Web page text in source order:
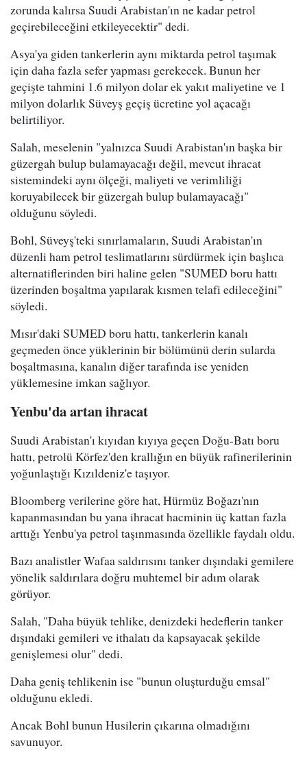
zorunda kalırsa Suudi Arabistan'ın ne kadar petrol
geçirebileceğini etkileyecektir" dedi.
Asya'ya giden tankerlerin aynı miktarda petrol taşımak
için daha fazla sefer yapması gerekecek. Bunun her
geçişte tahmini 1.6 milyon dolar ek yakıt maliyetine ve 1
milyon dolarlık Süveyş geçiş ücretine yol açacağı
belirtiliyor.
Salah, meselenin "yalnızca Suudi Arabistan'ın başka bir
güzergah bulup bulamayacağı değil, mevcut ihracat
sistemindeki aynı ölçeği, maliyeti ve verimliliği
koruyabilecek bir güzergah bulup bulamayacağı"
olduğunu söyledi.
Bohl, Süveyş'teki sınırlamaların, Suudi Arabistan'ın
düzenli ham petrol teslimatlarını sürdürmek için başlıca
alternatiflerinden biri haline gelen "SUMED boru hattı
üzerinden boşaltma yapılarak kısmen telafi edileceğini"
söyledi.
Mısır'daki SUMED boru hattı, tankerlerin kanalı
geçmeden önce yüklerinin bir bölümünü derin sularda
boşaltmasına, kanalın diğer tarafında ise yeniden
yüklemesine imkan sağlıyor.
Yenbu'da artan ihracat
Suudi Arabistan'ı kıyıdan kıyıya geçen Doğu-Batı boru
hattı, petrolü Körfez'den krallığın en büyük rafinerilerinin
yoğunlaştığı Kızıldeniz'e taşıyor.
Bloomberg verilerine göre hat, Hürmüz Boğazı'nın
kapanmasından bu yana ihracat hacminin üç kattan fazla
arttığı Yenbu'ya petrol taşınmasında özellikle faydalı oldu.
Bazı analistler Wafaa saldırısını tanker dışındaki gemilere
yönelik saldırılara doğru muhtemel bir adım olarak
görüyor.
Salah, "Daha büyük tehlike, denizdeki hedeflerin tanker
dışındaki gemileri ve ithalatı da kapsayacak şekilde
genişlemesi olur" dedi.
Daha geniş tehlikenin ise "bunun oluşturduğu emsal"
olduğunu ekledi.
Ancak Bohl bunun Husilerin çıkarına olmadığını
savunuyor.